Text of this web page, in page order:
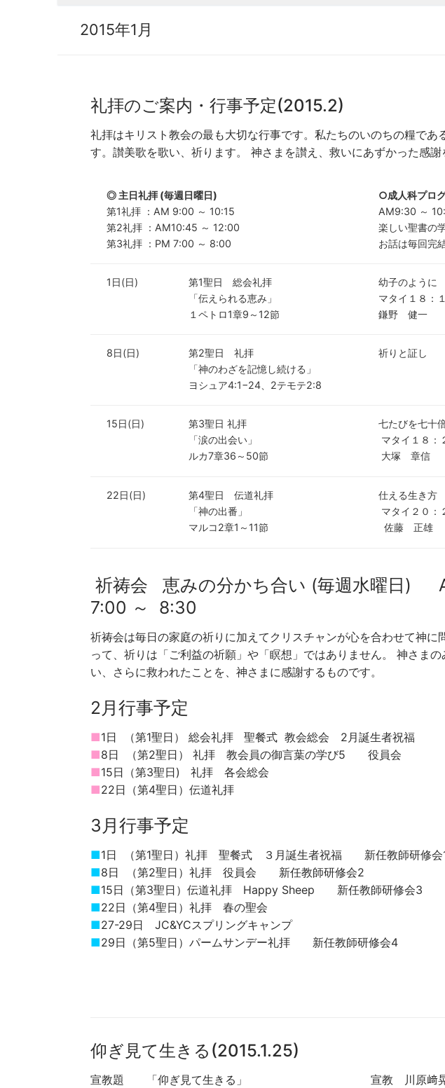
2015年1月
礼拝のご案内・行事予定(2015.2)
礼拝はキリスト教会の最も大切な行事です。私たちのいのちの糧であ
す。讃美歌を歌い、祈ります。 神さまを讃え、救いにあずかった感謝
◎ 主日礼拝 (毎週日曜日)
第1礼拝 ：AM 9:00 ～ 10:15
第2礼拝 ：AM10:45 ～ 12:00
第3礼拝 ：PM 7:00 ～ 8:00
○成人科プロ
AM9:30 ～
楽しい聖書の
お話は毎回完
1日(日)
第1聖日 総会礼拝
「伝えられる恵み」
１ペトロ1章9～12節
幼子のように
マタイ１８：
鎌野 健一
8日(日)
第2聖日 礼拝
「神のわざを記憶し続ける」
ヨシュア4:1−24、2テモテ2:8
祈りと証し
15日(日)
第3聖日 礼拝
「涙の出会い」
ルカ7章36～50節
七たびを七十
マタイ１８：
大塚 章信
22日(日)
第4聖日 伝道礼拝
「神の出番」
マルコ2章1～11節
仕える生き方
マタイ２０：
佐藤 正雄
祈祷会 恵みの分かち合い (毎週水曜日)
7:00 ～ 8:30
祈祷会は毎日の家庭の祈りに加えてクリスチャンが心を合わせて神に
って、祈りは「ご利益の祈願」や「瞑想」ではありません。 神さま
い、さらに救われたことを、神さまに感謝するものです。
2月行事予定
■1日 （第1聖日） 総会礼拝 聖餐式 教会総会 2月誕生者祝福
■8日 （第2聖日） 礼拝 教会員の御言葉の学び5 役員会
■15日（第3聖日) 礼拝 各会総会
■22日（第4聖日）伝道礼拝
3月行事予定
■1日 （第1聖日）礼拝 聖餐式 ３月誕生者祝福 新任教師研修会
■8日 （第2聖日）礼拝 役員会 新任教師研修会2
■15日（第3聖日）伝道礼拝 Happy Sheep 新任教師研修会3
■22日（第4聖日）礼拝 春の聖会
■27-29日 JC&YCスプリングキャンプ
■29日（第5聖日）パームサンデー礼拝 新任教師研修会4
仰ぎ見て生きる(2015.1.25)
宣教題 「仰ぎ見て生きる」 宣教 川原﨑晃